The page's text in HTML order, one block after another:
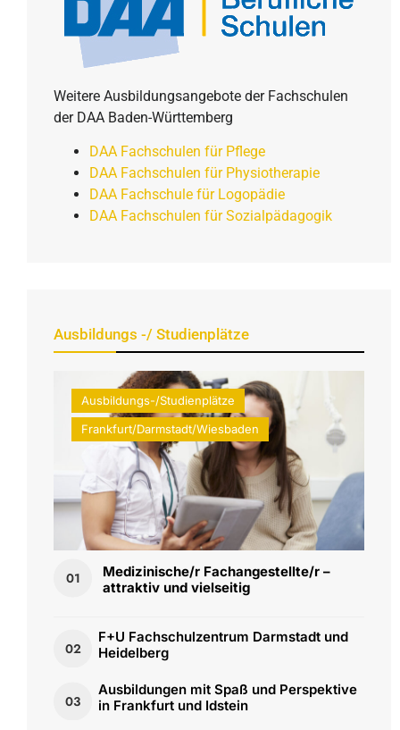
Weitere Ausbildungsangebote der Fachschulen
der DAA Baden-Württemberg
DAA Fachschulen für Pflege
DAA Fachschulen für Physiotherapie
DAA Fachschule für Logopädie
DAA Fachschulen für Sozialpädagogik
Ausbildungs -/ Studienplätze
Ausbildungs-/Studienplätze
Frankfurt/Darmstadt/Wiesbaden
01
Medizinische/r Fachangestellte/r –
attraktiv und vielseitig
02
F+U Fachschulzentrum Darmstadt und
Heidelberg
03
Ausbildungen mit Spaß und Perspektive
in Frankfurt und Idstein